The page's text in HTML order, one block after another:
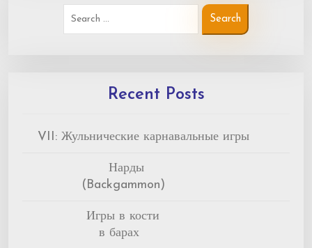
Recent Posts
VII: Жульнические карнавальные игры
Нарды
(Backgammon)
Игры в кости
в барах